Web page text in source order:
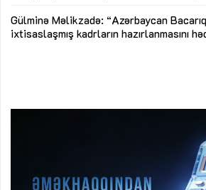
Gülminə Məlikzadə: “Azərbaycan
ixtisaslaşmış kadrların hazırlanmasını